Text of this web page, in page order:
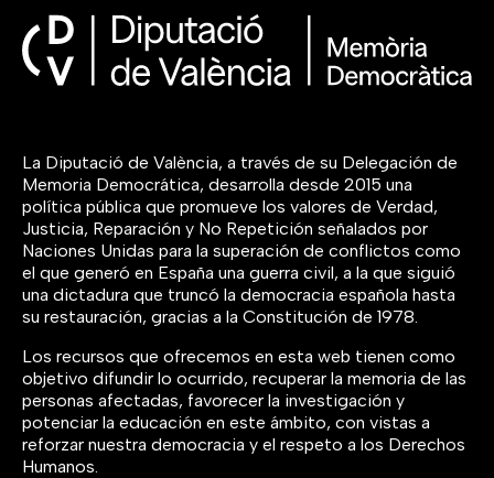
La Diputació de València, a través de su Delegación de
Memoria Democrática, desarrolla desde 2015 una
política pública que promueve los valores de Verdad,
Justicia, Reparación y No Repetición señalados por
Naciones Unidas para la superación de conflictos como
el que generó en España una guerra civil, a la que siguió
una dictadura que truncó la democracia española hasta
su restauración, gracias a la Constitución de 1978.
Los recursos que ofrecemos en esta web tienen como
objetivo difundir lo ocurrido, recuperar la memoria de las
personas afectadas, favorecer la investigación y
potenciar la educación en este ámbito, con vistas a
reforzar nuestra democracia y el respeto a los Derechos
Humanos.